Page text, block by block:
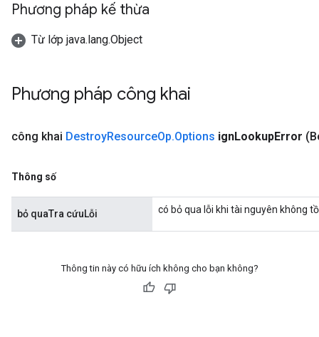
Phương pháp kế thừa
Từ lớp java.lang.Object
Phương pháp công khai
công khai DestroyResourceOp.Options ignLookupError
Thông số
bỏ quaTra cứuLỗi có bỏ qua lỗi khi tài nguyên không
Thông tin này có hữu ích không cho bạn không?